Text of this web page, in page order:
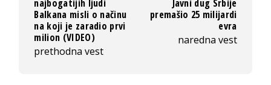
najbogatijih ljudi
Balkana misli o načinu
na koji je zaradio prvi
milion (VIDEO)
prethodna vest
Javni dug Srbije
premašio 25 milijardi
evra
naredna vest